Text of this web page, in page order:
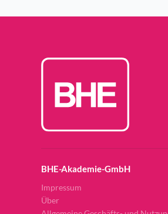
BHE-Akademie-GmbH
Impressum
Über